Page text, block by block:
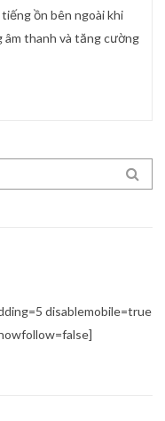
ồn bên ngoài khi
thanh và tăng cường
disablemobile=true